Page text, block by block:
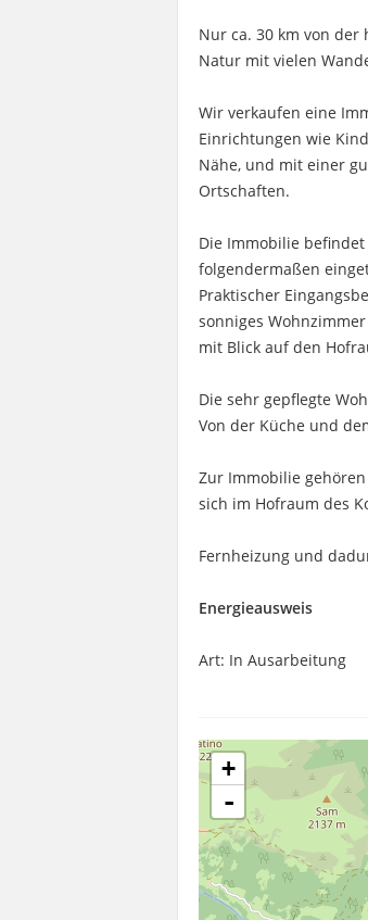
Nur ca. 30 km von
Natur mit vielen
Wir verkaufen eine
Einrichtungen wie
Nähe, und mit einer
Ortschaften.
Die Immobilie
folgendermaßen
Praktischer
sonniges
mit Blick auf den
Die sehr gepflegte
Von der Küche und
Zur Immobilie
sich im Hofraum des
Fernheizung und
Energieausweis
Art: In Ausarbeitung
+
-